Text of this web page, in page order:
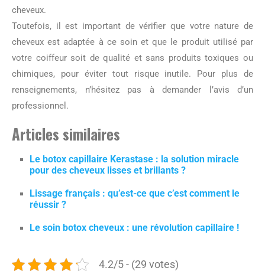
cheveux.
Toutefois, il est important de vérifier que votre nature de
cheveux est adaptée à ce soin et que le produit utilisé par
votre coiffeur soit de qualité et sans produits toxiques ou
chimiques, pour éviter tout risque inutile. Pour plus de
renseignements, n’hésitez pas à demander l’avis d’un
professionnel.
Articles similaires
Le botox capillaire Kerastase : la solution miracle
pour des cheveux lisses et brillants ?
Lissage français : qu’est-ce que c’est comment le
réussir ?
Le soin botox cheveux : une révolution capillaire !
4.2/5 - (29 votes)